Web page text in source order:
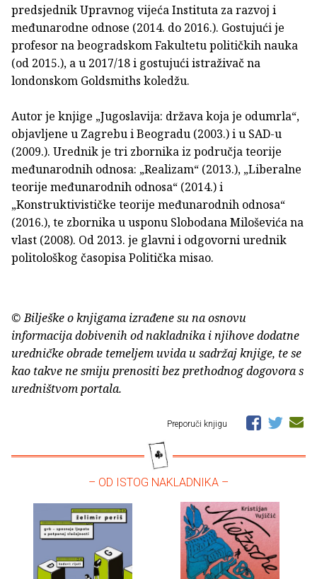
predsjednik Upravnog vijeća Instituta za razvoj i
međunarodne odnose (2014. do 2016.). Gostujući je
profesor na beogradskom Fakultetu političkih nauka
(od 2015.), a u 2017/18 i gostujući istraživač na
londonskom Goldsmiths koledžu.
Autor je knjige „Jugoslavija: država koja je odumrla“,
objavljene u Zagrebu i Beogradu (2003.) i u SAD-u
(2009.). Urednik je tri zbornika iz područja teorije
međunarodnih odnosa: „Realizam“ (2013.), „Liberalne
teorije međunarodnih odnosa“ (2014.) i
„Konstruktivističke teorije međunarodnih odnosa“
(2016.), te zbornika u usponu Slobodana Miloševića na
vlast (2008). Od 2013. je glavni i odgovorni urednik
politološkog časopisa Politička misao.
© Bilješke o knjigama izrađene su na osnovu
informacija dobivenih od nakladnika i njihove dodatne
uredničke obrade temeljem uvida u sadržaj knjige, te se
kao takve ne smiju prenositi bez prethodnog dogovora s
uredništvom portala.
Preporuči knjigu
– OD ISTOG NAKLADNIKA –